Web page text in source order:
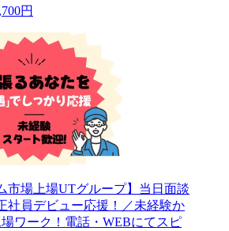
円
市場上場UTグループ】当日面談
社員デビュー応援！／未経験か
ワーク！電話・WEBにてスピ